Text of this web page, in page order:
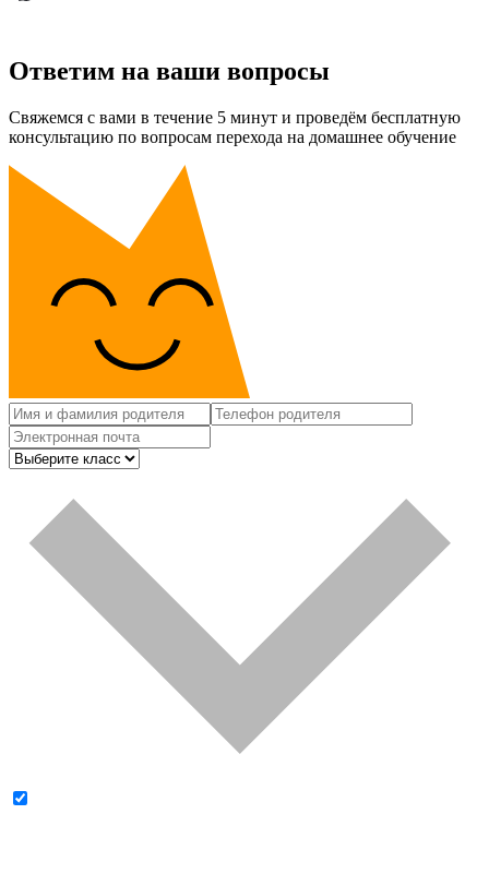
Ответим на ваши вопросы
Свяжемся с вами в течение 5 минут и проведём бесплатную
консультацию по вопросам перехода на домашнее обучение